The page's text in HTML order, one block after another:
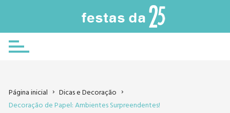
o
conteúdo
Página inicial
Dicas e Decoração
Decoração de Papel: Ambientes Surpreendentes!